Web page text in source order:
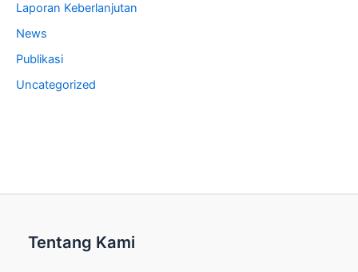
Laporan Keberlanjutan
News
Publikasi
Uncategorized
Tentang Kami